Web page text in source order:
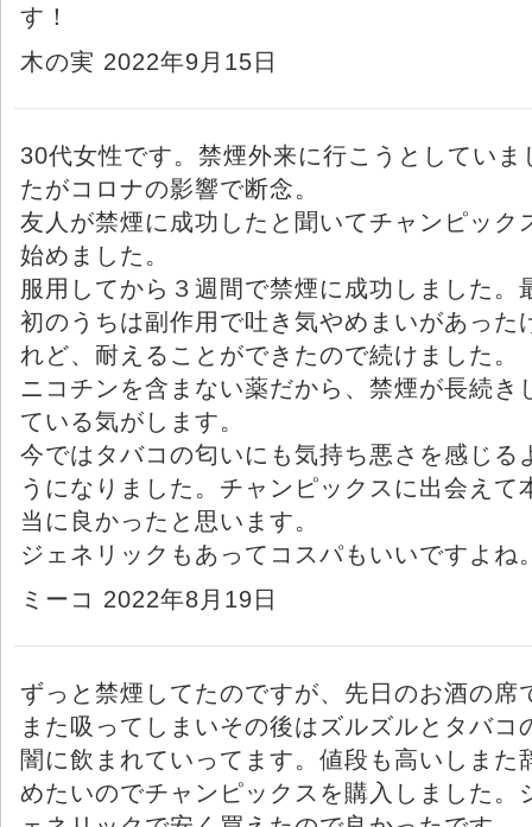
す！
木の実 2022年9月15日
30代女性です。禁煙外来に行こうとしていま
たがコロナの影響で断念。
友人が禁煙に成功したと聞いてチャンピック
始めました。
服用してから３週間で禁煙に成功しました。
初のうちは副作用で吐き気やめまいがあった
れど、耐えることができたので続けました。
ニコチンを含まない薬だから、禁煙が長続き
ている気がします。
今ではタバコの匂いにも気持ち悪さを感じる
うになりました。チャンピックスに出会えて
当に良かったと思います。
ジェネリックもあってコスパもいいですよね
ミーコ 2022年8月19日
ずっと禁煙してたのですが、先日のお酒の席
また吸ってしまいその後はズルズルとタバコ
闇に飲まれていってます。値段も高いしまた
めたいのでチャンピックスを購入しました。